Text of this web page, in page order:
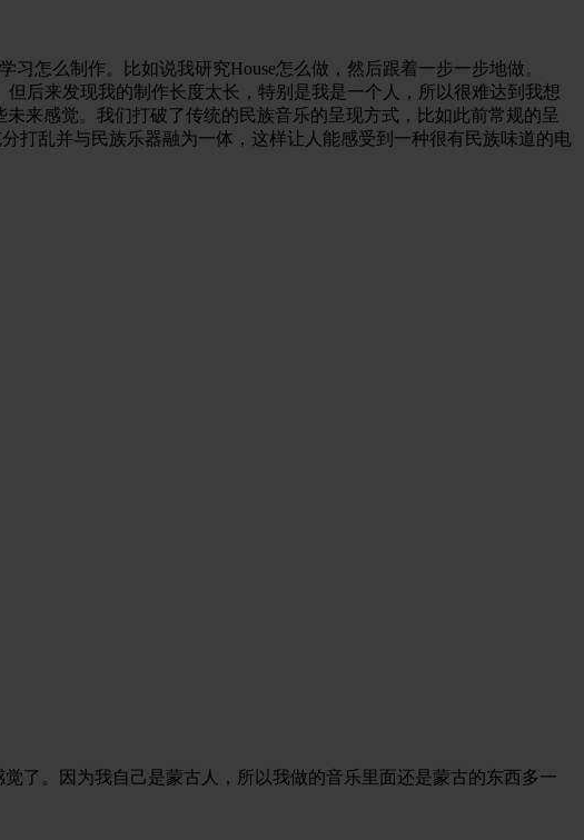
怎么制作。比如说我研究House怎么做，然后跟着一步一步地做。
后来发现我的制作长度太长，特别是我是一个人，所以很难达到我想
来感觉。我们打破了传统的民族音乐的呈现方式，比如此前常规的呈
打乱并与民族乐器融为一体，这样让人能感受到一种很有民族味道的电
了。因为我自己是蒙古人，所以我做的音乐里面还是蒙古的东西多一